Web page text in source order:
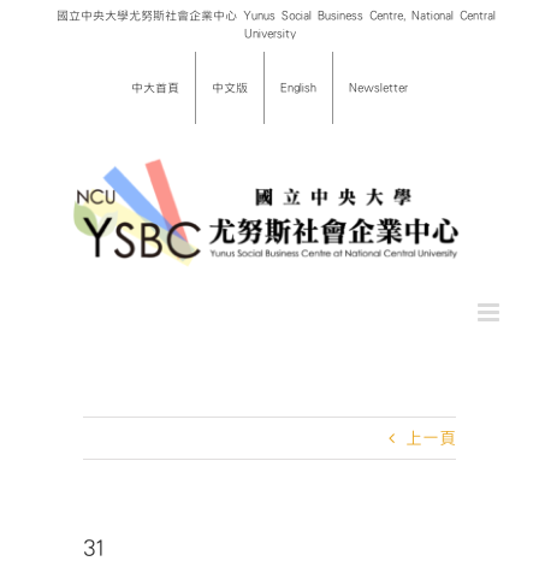
國立中央大學尤努斯社會企業中心 Yunus Social Business Centre, National Central
University
中大首頁 中文版 English Newsletter
上一頁
31